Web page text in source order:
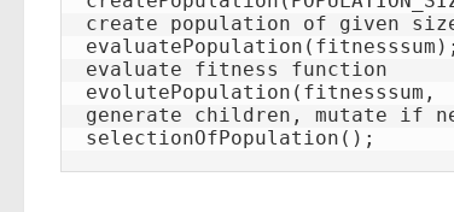
create population of given
evaluate fitness function
evolutePopulation(fitnesssum,
generate children, mutate if
selectionOfPopulation();